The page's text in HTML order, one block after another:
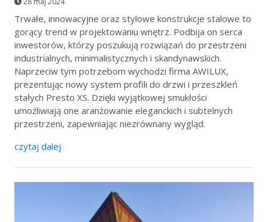
Trwałe, innowacyjne oraz stylowe konstrukcje stalowe to
gorący trend w projektowaniu wnętrz. Podbija on serca
inwestorów, którzy poszukują rozwiązań do przestrzeni
industrialnych, minimalistycznych i skandynawskich.
Naprzeciw tym potrzebom wychodzi firma AWILUX,
prezentując nowy system profili do drzwi i przeszkleń
stałych Presto XS. Dzięki wyjątkowej smukłości
umożliwiają one aranżowanie eleganckich i subtelnych
przestrzeni, zapewniając niezrównany wygląd.
czytaj dalej